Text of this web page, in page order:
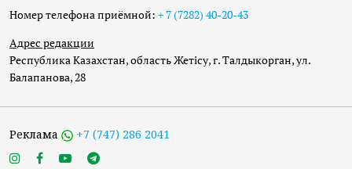
Номер телефона приёмной: + 7 (7282) 40-20-43
Адрес редакции
Республика Казахстан, область Жетісу, г. Талдыкорган, ул.
Балапанова, 28
Реклама +7 (747) 286 2041